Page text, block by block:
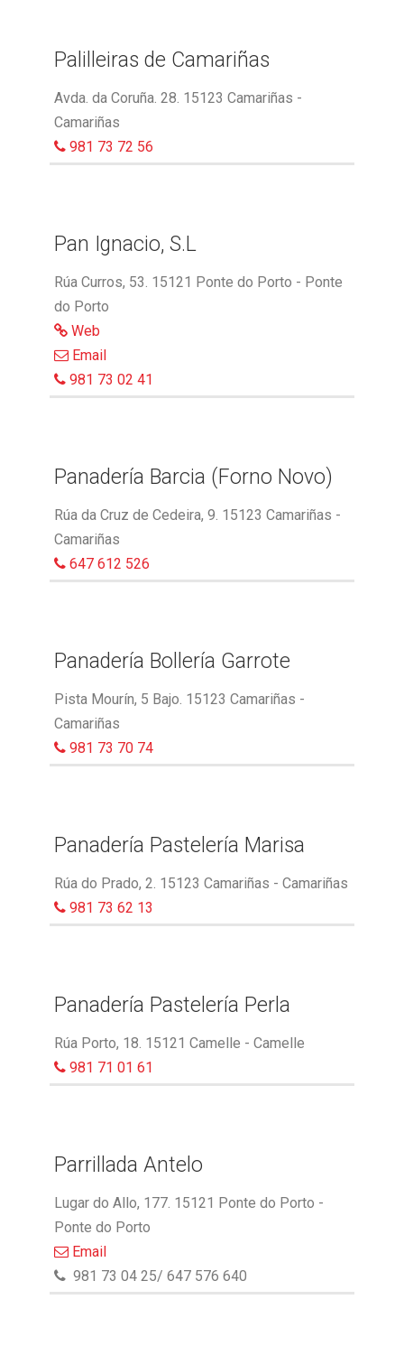
Palilleiras de Camariñas
Avda. da Coruña. 28. 15123 Camariñas -
Camariñas
981 73 72 56
Pan Ignacio, S.L
Rúa Curros, 53. 15121 Ponte do Porto - Ponte
do Porto
Web
Email
981 73 02 41
Panadería Barcia (Forno Novo)
Rúa da Cruz de Cedeira, 9. 15123 Camariñas -
Camariñas
647 612 526
Panadería Bollería Garrote
Pista Mourín, 5 Bajo. 15123 Camariñas -
Camariñas
981 73 70 74
Panadería Pastelería Marisa
Rúa do Prado, 2. 15123 Camariñas - Camariñas
981 73 62 13
Panadería Pastelería Perla
Rúa Porto, 18. 15121 Camelle - Camelle
981 71 01 61
Parrillada Antelo
Lugar do Allo, 177. 15121 Ponte do Porto -
Ponte do Porto
Email
981 73 04 25/ 647 576 640